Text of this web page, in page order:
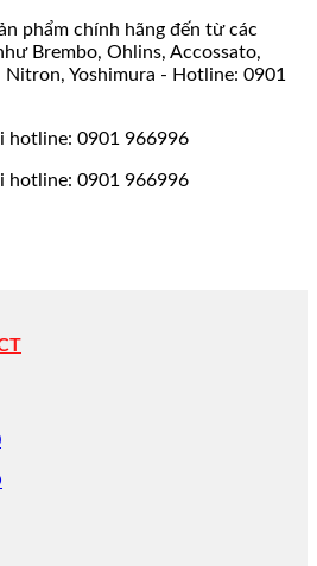
phẩm chính hãng đến từ các
Brembo, Ohlins, Accossato,
Yoshimura - Hotline: 0901
hotline: 0901 966996
hotline: 0901 966996